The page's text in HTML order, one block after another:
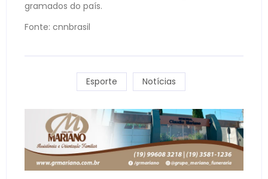
gramados do país.
Fonte: cnnbrasil
Esporte Notícias